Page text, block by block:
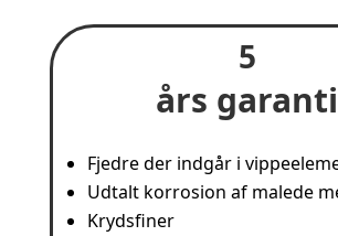
5
års garanti
Fjedre der indgår i
Udtalt korrosion af malede
Krydsfiner